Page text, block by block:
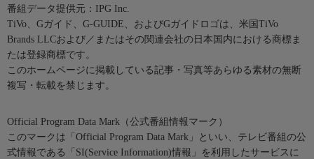
番組データ提供元：IPG Inc.
TiVo、Gガイド、G-GUIDE、およびGガイドロゴは、米国TiVo
Brands LLCおよび／またはその関連会社の日本国内における商標ま
たは登録商標です。
このホームページに掲載している記事・写真等あらゆる素材の無断
複写・転載を禁じます。
Official Program Data Mark（公式番組情報マーク）
このマークは「Official Program Data Mark」といい、テレビ番組の公
式情報である「SI(Service Information)情報」を利用したサービスに